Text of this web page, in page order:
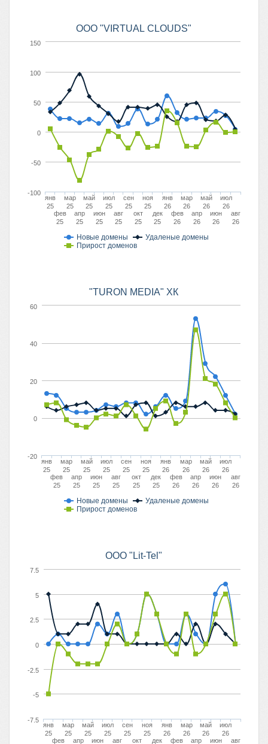
ООО "VIRTUAL CLOUDS"
Новые домены
Удаленые домены
Прирост доменов
янв
25
фев
25
мар
25
апр
25
май
25
июн
25
июл
25
авг
25
сен
25
окт
25
ноя
25
дек
25
янв
26
фев
26
мар
26
апр
26
май
26
июн
26
июл
26
авг
26
-100
-50
0
50
100
150
"TURON MEDIA" ХК
Новые домены
Удаленые домены
Прирост доменов
янв
25
фев
25
мар
25
апр
25
май
25
июн
25
июл
25
авг
25
сен
25
окт
25
ноя
25
дек
25
янв
26
фев
26
мар
26
апр
26
май
26
июн
26
июл
26
авг
26
0
20
40
60
-20
OOO "Lit-Tel"
янв
25
фев
мар
25
апр
май
25
июн
июл
25
авг
сен
25
окт
ноя
25
дек
янв
26
фев
мар
26
апр
май
26
июн
июл
26
авг
-7.5
-5
-2.5
0
2.5
5
7.5